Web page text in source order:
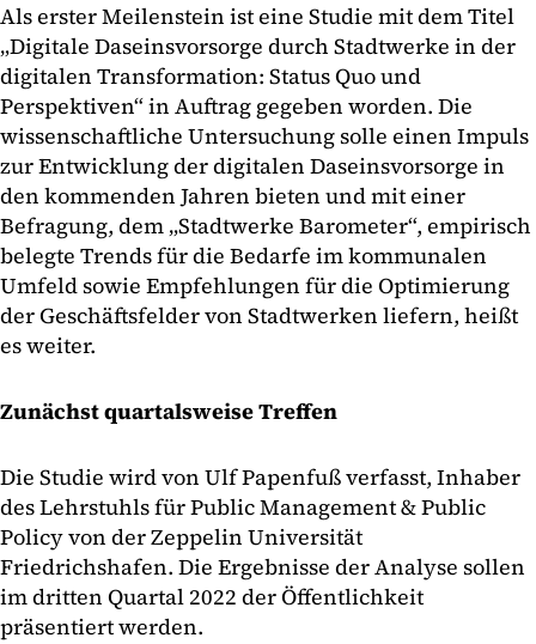
Als erster Meilenstein ist eine Studie mit dem Titel
„Digitale Daseinsvorsorge durch Stadtwerke in der
digitalen Transformation: Status Quo und
Perspektiven“ in Auftrag gegeben worden. Die
wissenschaftliche Untersuchung solle einen Impuls
zur Entwicklung der digitalen Daseinsvorsorge in
den kommenden Jahren bieten und mit einer
Befragung, dem „Stadtwerke Barometer“, empirisch
belegte Trends für die Bedarfe im kommunalen
Umfeld sowie Empfehlungen für die Optimierung
der Geschäftsfelder von Stadtwerken liefern, heißt
es weiter.
Zunächst quartalsweise Treffen
Die Studie wird von Ulf Papenfuß verfasst, Inhaber
des Lehrstuhls für Public Management & Public
Policy von der Zeppelin Universität
Friedrichshafen. Die Ergebnisse der Analyse sollen
im dritten Quartal 2022 der Öffentlichkeit
präsentiert werden.